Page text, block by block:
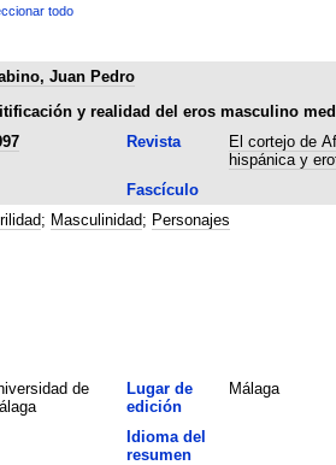
todo
Juan Pedro
y realidad del eros masculino
Revista
El cortejo de
hispánica y
Fascículo
; Masculinidad; Personajes
de
Lugar de
edición
Málaga
Idioma del
resumen